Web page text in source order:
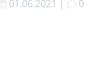
01.06.2021 | 0